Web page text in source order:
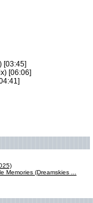
[03:45]
[06:06]
Memories (Dreamskies ...